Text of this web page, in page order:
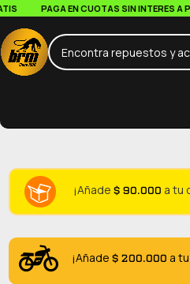
PAGA EN CUOTAS SIN INTERES A
¡Añade $90.000 a tu
¡Añade $200.000 a